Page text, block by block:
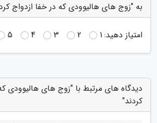
به "زوج های هالیوودی که در خفا ازدواج
امتیاز دهید:1
2
3
4
5
دیدگاه های مرتبط با "زوج های هالیوودی
کردند"